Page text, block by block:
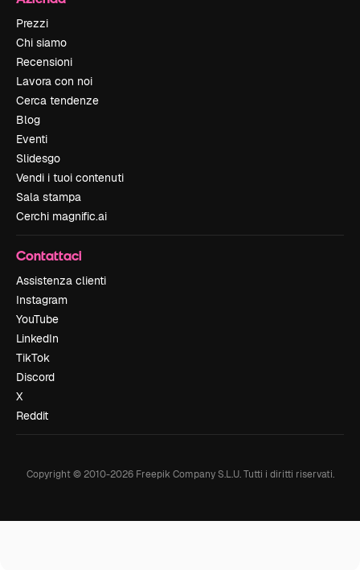
Prezzi
Chi siamo
Recensioni
Lavora con noi
Cerca tendenze
Blog
Eventi
Slidesgo
Vendi i tuoi contenuti
Sala stampa
Cerchi magnific.ai
Contattaci
Assistenza clienti
Instagram
YouTube
LinkedIn
TikTok
Discord
X
Reddit
Copyright © 2010-2026Freepik Company S.L.U. Tutti i diritti riservati.